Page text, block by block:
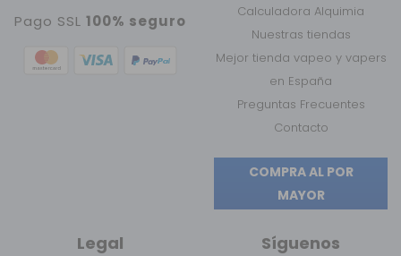
Pago SSL100% seguro
Calculadora Alquimia
Nuestras tiendas
Mejor tienda vapeo y vapers
en España
Preguntas Frecuentes
Contacto
COMPRA AL POR
MAYOR
Legal Síguenos